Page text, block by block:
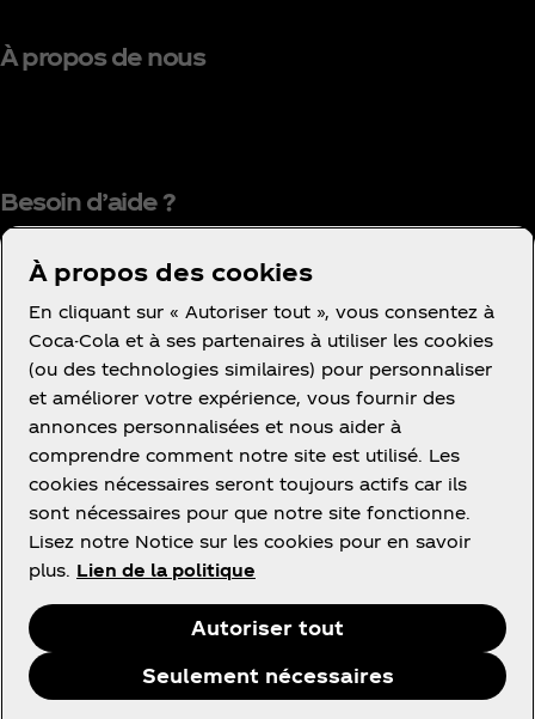
À propos de nous
Besoin d’aide ?
Condition d’utilisation
Avis de confidentialité des consommateurs
Avis relatif aux cookies
Paramètres des cookies
Politique d’accessibilité
Facebook
À propos des cookies
En cliquant sur « Autoriser tout », vous consentez à
Coca-Cola et à ses partenaires à utiliser les cookies
(ou des technologies similaires) pour personnaliser
et améliorer votre expérience, vous fournir des
annonces personnalisées et nous aider à
comprendre comment notre site est utilisé. Les
cookies nécessaires seront toujours actifs car ils
sont nécessaires pour que notre site fonctionne.
Lisez notre Notice sur les cookies pour en savoir
plus. Lien de la politique
Autoriser tout
Seulement nécessaires